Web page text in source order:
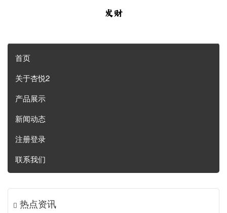
首页
关于杏悦2
产品展示
新闻动态
注册登录
联系我们
热点资讯